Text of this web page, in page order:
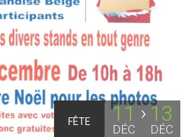
FÊTE 11
DÉC
13
DÉC